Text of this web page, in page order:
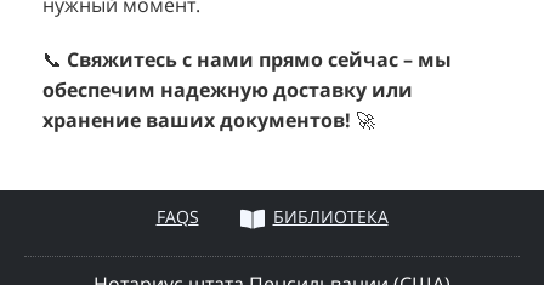
📞 Свяжитесь с нами прямо сейчас – мы
обеспечим надежную доставку или
хранение ваших документов! 🚀
FAQS БИБЛИОТЕКА